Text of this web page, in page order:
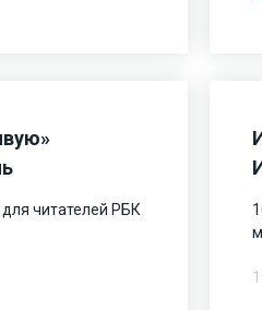
для читателей РБК